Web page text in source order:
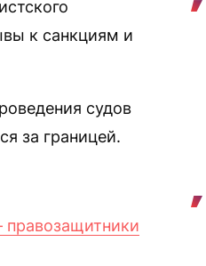
к санкциям и
судов
за границей.